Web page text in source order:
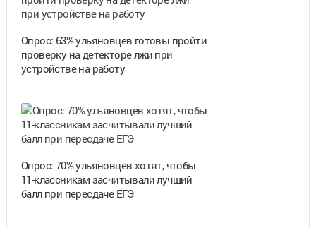
Опрос: 63% ульяновцев готовы пройти
проверку на детекторе лжи при
устройстве на работу
Опрос: 70% ульяновцев хотят, чтобы
11-классникам засчитывали лучший
балл при пересдаче ЕГЭ